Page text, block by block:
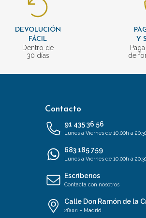
DEVOLUCIÓN
FÁCIL
Dentro de
30 días
Y
de
Contacto
91 435 36 56
Lunes a Viernes de 10:00h a
683 185 759
Lunes a Viernes de 10:00h a
Escríbenos
Contacta con nosotros
Calle Don Ramón de la
28001 - Madrid